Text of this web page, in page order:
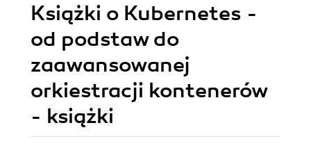
Książki o Kubernetes -
od podstaw do
zaawansowanej
orkiestracji kontenerów
- książki